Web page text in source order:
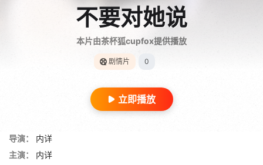
不要对她说
本片由茶杯狐cupfox提供播放
剧情片 0
立即播放
导演：
内详
主演：
内详